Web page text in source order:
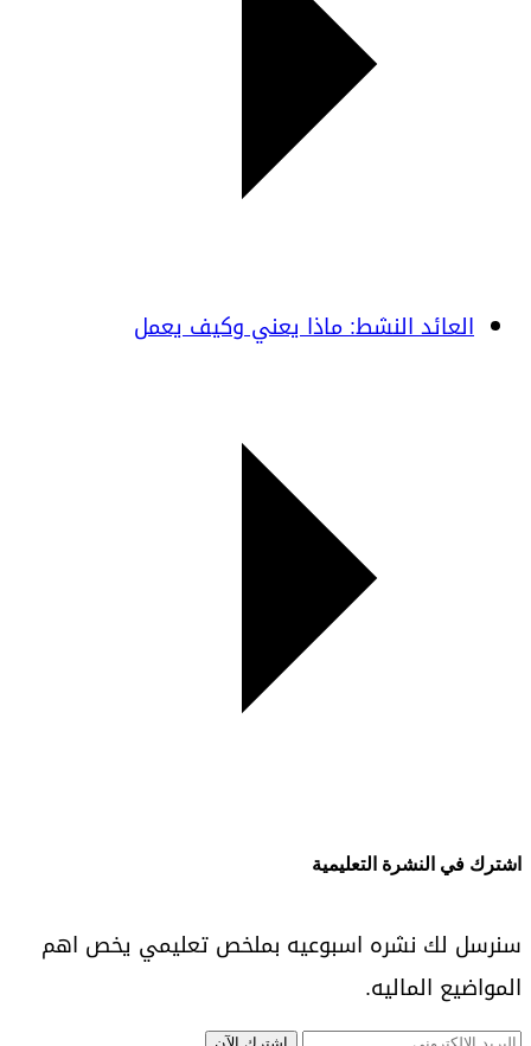
العائد النشط: ماذا يعني وكيف يعمل
اشترك في النشرة التعليمية
سنرسل لك نشره اسبوعيه بملخص تعليمي يخص اهم
المواضيع الماليه.